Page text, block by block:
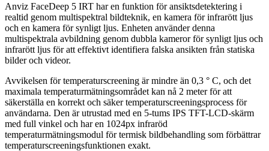
Anviz FaceDeep 5 IRT har en funktion för ansiktsdetektering i
realtid genom multispektral bildteknik, en kamera för infrarött ljus
och en kamera för synligt ljus. Enheten använder denna
multispektrala avbildning genom dubbla kameror för synligt ljus och
infrarött ljus för att effektivt identifiera falska ansikten från statiska
bilder och videor.
Avvikelsen för temperaturscreening är mindre än 0,3 ° C, och det
maximala temperaturmätningsområdet kan nå 2 meter för att
säkerställa en korrekt och säker temperaturscreeningsprocess för
användarna. Den är utrustad med en 5-tums IPS TFT-LCD-skärm
med full vinkel och har en 1024px infraröd
temperaturmätningsmodul för termisk bildbehandling som förbättrar
temperaturscreeningsfunktionen exakt.